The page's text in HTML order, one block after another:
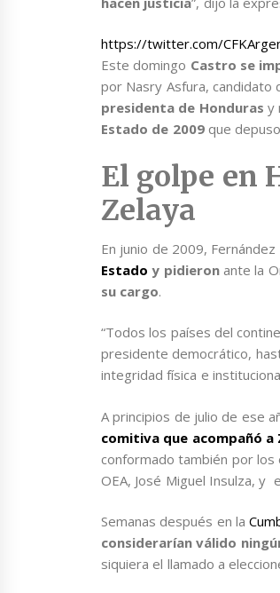
https://twitter.com/
Este domingo Castro se
por Nasry Asfura, candidato
presidenta de Honduras y
Estado de 2009 que
El golpe en
Zelaya
En junio de 2009,
Estado y pidieronante la
su cargo.
“Todos los países del
presidente democrático,
integridad física e
A principios de julio de ese
comitiva que acompañó a
conformado también por los
OEA, José Miguel Insulza, y
Semanas después en la
considerarían válido
siquiera el llamado a